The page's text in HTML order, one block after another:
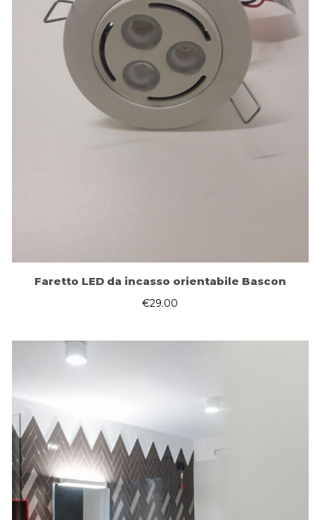
Faretto LED da incasso orientabile Bascon
€29.00